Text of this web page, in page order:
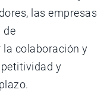
las empresas
de
colaboración y
y